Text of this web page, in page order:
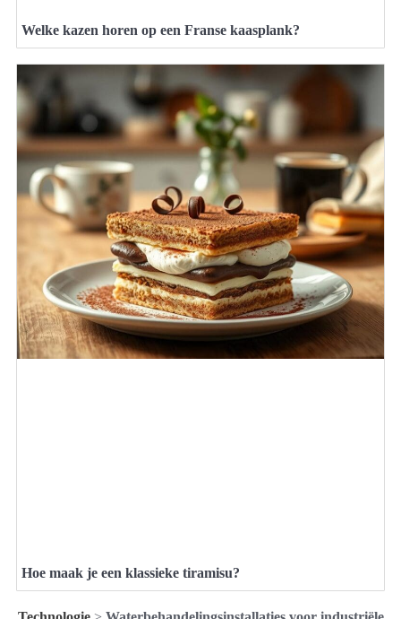
Welke kazen horen op een Franse kaasplank?
Hoe maak je een klassieke tiramisu?